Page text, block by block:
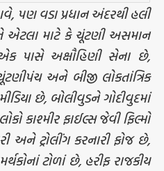
પણ વડા પ્રધાન અંદરથી હલી
માટે કે ચૂંટણી અસમાન
પાસે અક્ષૌહિણી સેના છે,
અને બીજી લોકતાંત્રિક
છે, બોલીવુડને ગોદીવુદમાં
કાશ્મીર ફાઈલ્સ જેવી ફિલ્મો
અને ટ્રોલીંગ કરનારી ફોજ છે,
ટોળાં છે, હરીફ રાજકીય